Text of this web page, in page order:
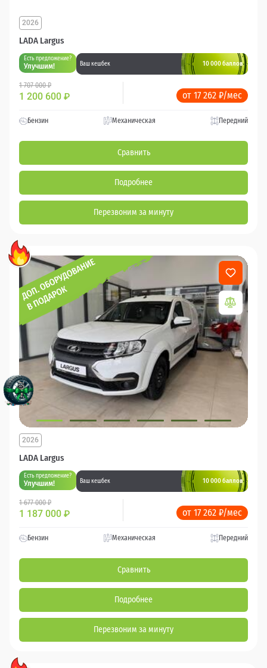
LADA Largus
2026
Есть предложение?
Улучшим! Ваш кешбек 10 000 баллов
1 707 000 ₽
1 200 600 ₽ от 17 262 ₽/мес
Бензин Механическая Передний
Сравнить
Подробнее
Перезвоним за минуту
LADA Largus
2026
Есть предложение?
Улучшим! Ваш кешбек 10 000 баллов
1 677 000 ₽
1 187 000 ₽ от 17 262 ₽/мес
Бензин Механическая Передний
Сравнить
Подробнее
Перезвоним за минуту